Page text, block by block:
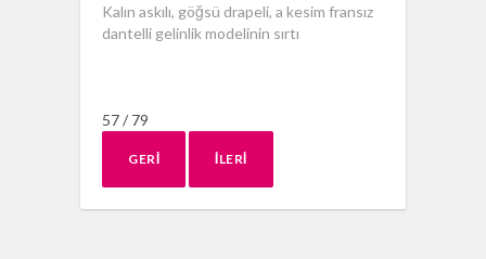
Kalın askılı, göğsü drapeli, a kesim fransız
dantelli gelinlik modelinin sırtı
57 / 79